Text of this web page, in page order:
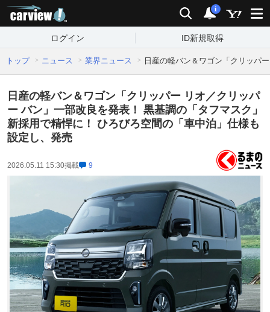
検索 通知
i
ログイン ID新規取得
トップ ニュース 業界ニュース 日産の軽バン＆ワゴン「クリッパ
日産の軽バン＆ワゴン「クリッパー リオ／クリッパ
ー バン」一部改良を発表！ 黒基調の「タフマスク」
新採用で精悍に！ ひろびろ空間の「車中泊」仕様も
設定し、発売
2026.05.11 15:30掲載 9